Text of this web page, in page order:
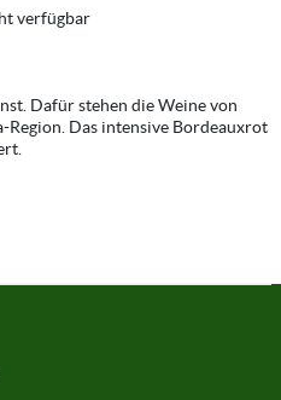
verfügbar
Dafür stehen die Weine von
Region. Das intensive Bordeauxrot